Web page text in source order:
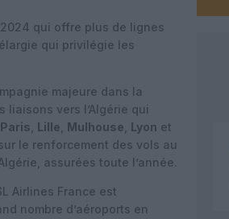
qui offre plus de lignes
élargie qui privilégie les
majeure dans la
liaisons vers l’Algérie qui
Paris Lille Mulhouse Lyon et
le renforcement des vols au
assurées toute l’année.
Airlines France est
nombre d’aéroports en